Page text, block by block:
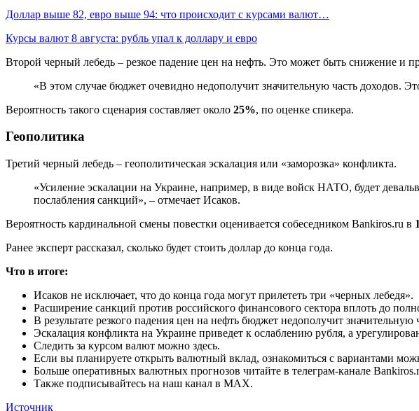
Доллар выше 82, евро выше 94: что происходит с курсами валют…
Курсы валют 8 августа: рубль упал к доллару и евро
Второй черный лебедь – резкое падение цен на нефть. Это может быть снижение и
«В этом случае бюджет очевидно недополучит значительную часть доходов.
Вероятность такого сценария составляет около 25%, по оценке спикера.
Геополитика
Третий черный лебедь – геополитическая эскалация или «заморозка» конфликта.
«Усиление эскалации на Украине, например, в виде войск НАТО, будет
послабления санкций», – отмечает Исаков.
Вероятность кардинальной смены повестки оценивается собеседником Bankiros.ru в
Ранее эксперт рассказал, сколько будет стоить доллар до конца года.
Что в итоге:
Исаков не исключает, что до конца года могут прилететь три «черных лебедя».
Расширение санкций против российского финансового сектора вплоть до
В результате резкого падения цен на нефть бюджет недополучит
Эскалация конфликта на Украине приведет к ослаблению рубля, а
Следить за курсом валют можно здесь.
Если вы планируете открыть валютный вклад, ознакомиться с вариантами
Больше оперативных валютных прогнозов читайте в телеграм-канале
Также подписывайтесь на наш канал в MAX.
Источник